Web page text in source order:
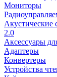
Мониторы
Акустические
2.0
Аксессуары
Адаптеры
Конвертеры
Устройства